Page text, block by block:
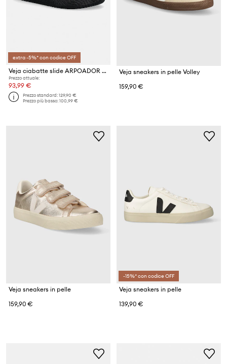
extra -5%* con codice OFF
Veja ciabatte slide ARPOADOR SUEDE
Prezzo attuale:
93,99 €
Prezzo standard:129,90 €
Prezzo più basso:100,99 €
Veja sneakers in pelle Volley
159,90 €
Veja sneakers in pelle
159,90 €
-15%* con codice OFF
Veja sneakers in pelle
139,90 €